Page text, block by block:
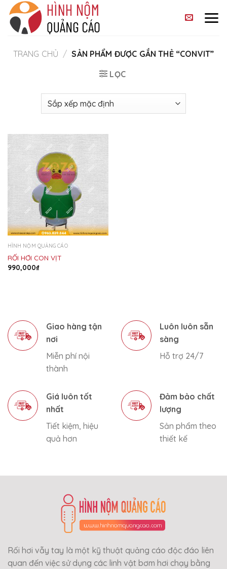
Skip
content
TRANG CHỦ / SẢN PHẨM ĐƯỢC GẮN THẺ “CONVIT”
LỌC
HÌNH NỘM QUẢNG CÁO
RỐI HƠI CON VỊT
990,000₫
Giao hàng tận
nơi
Miễn phí nội
thành
Luôn luôn sẵn
sàng
Hỗ trợ 24/7
Giá luôn tốt
nhất
Tiết kiệm, hiệu
quả hơn
Đảm bảo chất
lượng
Sản phẩm theo
thiết kế
Rối hơi vẫy tay là một kỹ thuật quảng cáo độc đáo liên
quan đến việc sử dụng các linh vật bơm hơi chạy bằng